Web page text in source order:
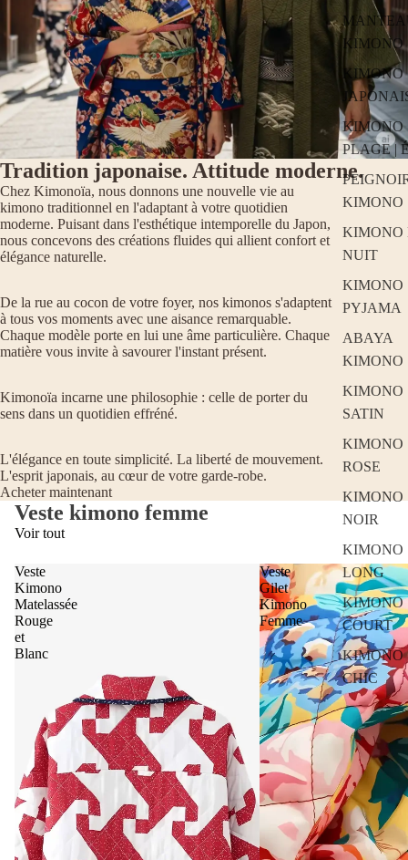
KIMONO
KIMONO
KIMONO
PLAGE |
KIMONO
KIMONO
NUIT
KIMONO
PYJAMA
ABAYA
KIMONO
KIMONO
SATIN
KIMONO
ROSE
KIMONO
NOIR
KIMONO
LONG
KIMONO
COURT
KIMONO
CHIC
Tradition japonaise. Attitude moderne.
Chez Kimonoïa, nous donnons une nouvelle vie au
kimono traditionnel en l'adaptant à votre quotidien
moderne. Puisant dans l'esthétique intemporelle du Japon,
nous concevons des créations fluides qui allient confort et
élégance naturelle.
De la rue au cocon de votre foyer, nos kimonos s'adaptent
à tous vos moments avec une aisance remarquable.
Chaque modèle porte en lui une âme particulière. Chaque
matière vous invite à savourer l'instant présent.
Kimonoïa incarne une philosophie : celle de porter du
sens dans un quotidien effréné.
L'élégance en toute simplicité. La liberté de mouvement.
L'esprit japonais, au cœur de votre garde-robe.
Acheter maintenant
Veste kimono femme
Voir tout
Veste
Kimono
Matelassée
Rouge
et
Blanc
Veste
Gilet
Kimono
Femme